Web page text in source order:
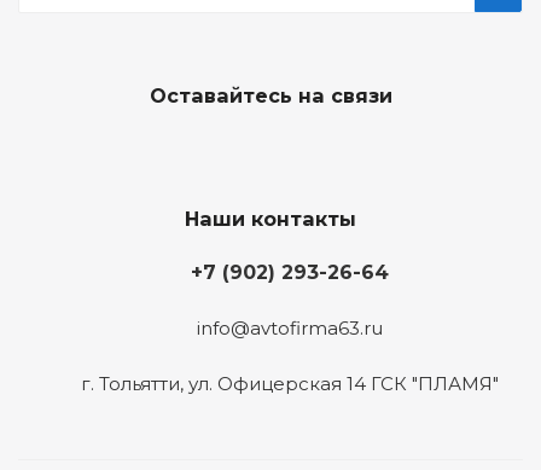
Оставайтесь на связи
Наши контакты
+7 (902) 293-26-64
info@avtofirma63.ru
г. Тольятти, ул. Офицерская 14 ГСК "ПЛАМЯ"